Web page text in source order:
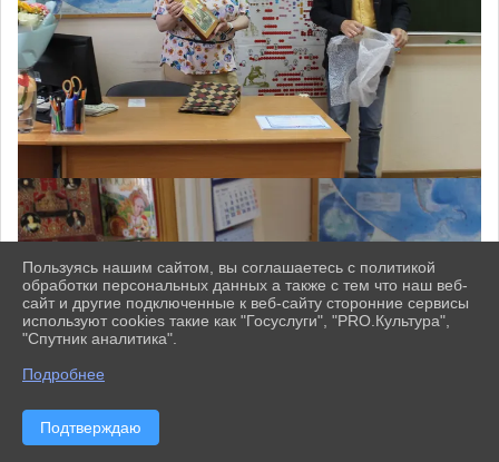
Пользуясь нашим сайтом, вы соглашаетесь с политикой
обработки персональных данных а также с тем что наш веб-
сайт и другие подключенные к веб-сайту сторонние сервисы
используют cookies такие как "Госуслуги", "PRO.Культура",
"Спутник аналитика".
Подробнее
Подтверждаю